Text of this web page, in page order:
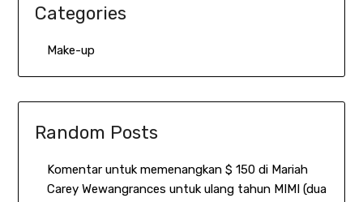
Categories
Make-up
Random Posts
Komentar untuk memenangkan $ 150 di Mariah
Carey Wewangrances untuk ulang tahun MIMI (dua